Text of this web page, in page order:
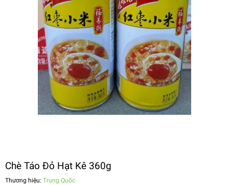
Chè Táo Đỏ Hạt Kê 360g
Thương hiệu: Trung Quốc